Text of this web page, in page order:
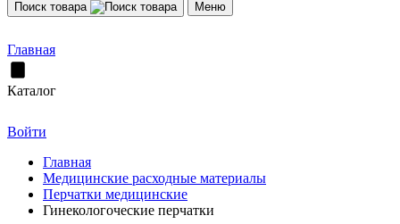
Поиск товара Меню
Главная
Каталог
Войти
Главная
Медицинские расходные материалы
Перчатки медицинские
Гинекологоческие перчатки